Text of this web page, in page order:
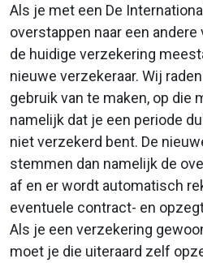
Als je met een De
overstappen naar een
de huidige verzekering
nieuwe verzekeraar. Wij
gebruik van te maken, op die
namelijk dat je een periode
niet verzekerd bent. De
stemmen dan namelijk de
af en er wordt automatisch
eventuele contract- en
Als je een verzekering
moet je die uiteraard zelf